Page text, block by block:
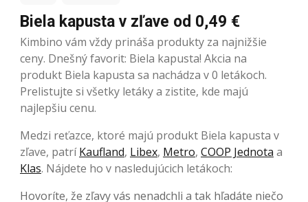
Biela kapusta v zľave od 0,49 €
Kimbino vám vždy prináša produkty za najnižšie
ceny. Dnešný favorit: Biela kapusta! Akcia na
produkt Biela kapusta sa nachádza v 0 letákoch.
Prelistujte si všetky letáky a zistite, kde majú
najlepšiu cenu.
Medzi reťazce, ktoré majú produkt Biela kapusta v
zľave, patríKaufland, Libex, Metro, COOP Jednota a
Klas. Nájdete ho v nasledujúcich letákoch:
Hovoríte, že zľavy vás nenadchli a tak hľadáte niečo